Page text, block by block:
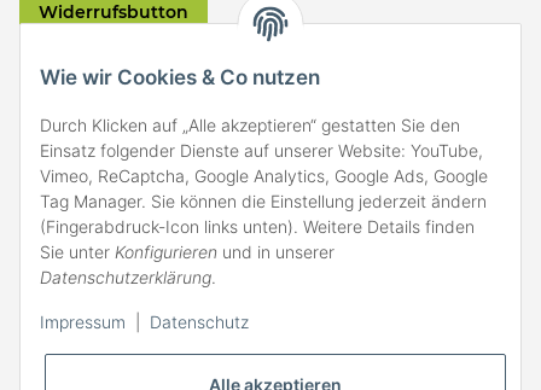
Alle akzeptieren
Wie wir Cookies & Co nutzen
Durch Klicken auf „Alle akzeptieren“ gestatten Sie den
Einsatz folgender Dienste auf unserer Website: YouTube,
Vimeo, ReCaptcha, Google Analytics, Google Ads, Google
Tag Manager. Sie können die Einstellung jederzeit ändern
(Fingerabdruck-Icon links unten). Weitere Details finden
Sie unter Konfigurieren und in unserer
Datenschutzerklärung.
Impressum Datenschutz
Widerrufsbutton
ZAHLARTEN